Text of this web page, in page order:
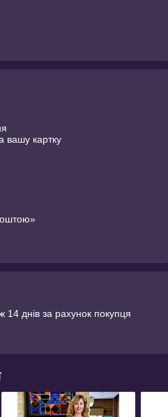
вашу картку
днів за рахунок покупця